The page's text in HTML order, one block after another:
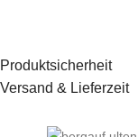
Produktsicherheit
Versand & Lieferzeit